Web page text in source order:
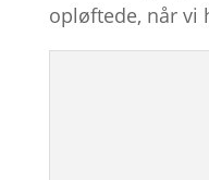
opløftede, når vi